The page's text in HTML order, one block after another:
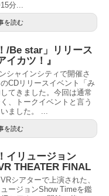
分...
を読む
/Be star」リリース
イカツ！』
シャインシティで開催さ
CDリリースイベント「み
てきました。今回は通常
、トークイベントと言う
ました。 ...
を読む
イリュージョン
THEATER FINAL
シアターで上演された、
ージョンShow Timeを鑑